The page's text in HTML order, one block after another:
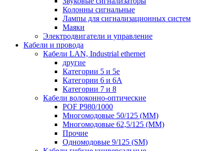
Колонны сигнальные
Лампы для сигнализационных систем
Маяки
Электродвигатели и управление
Кабели и провода
Кабели LAN, Industrial ethernet
другие
Категории 5 и 5е
Категории 6 и 6A
Категории 7 и 8
Кабели волоконно-оптические
POF P980/1000
Многомодовые 50/125 (ММ)
Многомодовые 62,5/125 (ММ)
Прочие
Одномодовые 9/125 (SM)